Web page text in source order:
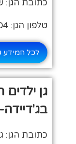
כתובת
טלפון הגן: 04-9862804
לכל המידע
גן
כתובת הגן: